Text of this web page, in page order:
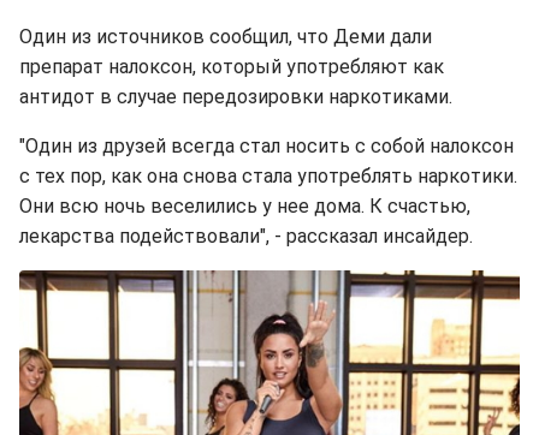
Один из источников сообщил, что Деми дали
препарат налоксон, который употребляют как
антидот в случае передозировки наркотиками.
"Один из друзей всегда стал носить с собой налоксон
с тех пор, как она снова стала употреблять наркотики.
Они всю ночь веселились у нее дома. К счастью,
лекарства подействовали", - рассказал инсайдер.